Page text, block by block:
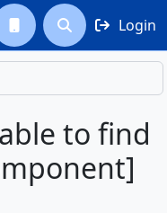
  Login
to find